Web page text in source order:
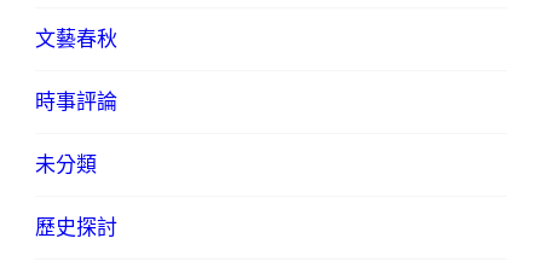
文藝春秋
時事評論
未分類
歷史探討